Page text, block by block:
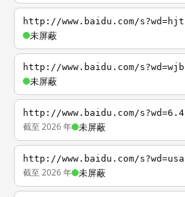
http://www.baidu.com/s?wd=hjt
未屏蔽
http://www.baidu.com/s?wd=wjb
未屏蔽
http://www.baidu.com/s?wd=6.4
截至 2026 年 未屏蔽
http://www.baidu.com/s?wd=usa
截至 2026 年 未屏蔽